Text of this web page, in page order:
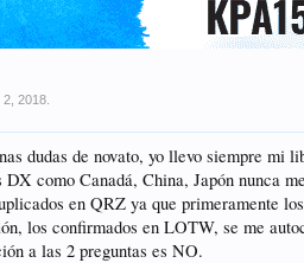
2, 2018
dudas de novato, yo llevo siempre
DX como Canadá, China, Japón
en QRZ ya que primeramente
los confirmados en LOTW, se me
a las 2 preguntas es NO.